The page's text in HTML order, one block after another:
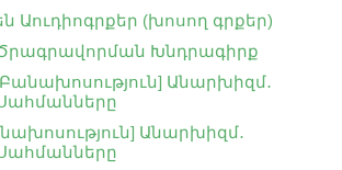
Աուդիոգրքեր (խոսող գրքեր)
Խնդրագիրք
Անարխիզմ․
Անարխիզմ․